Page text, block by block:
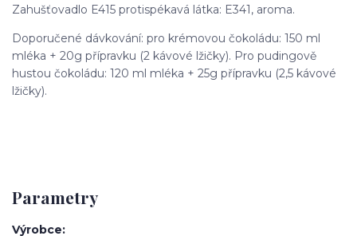
Zahušťovadlo E415 protispékavá látka: E341, aroma.
Doporučené dávkování: pro krémovou čokoládu: 150 ml
mléka + 20g přípravku (2 kávové lžičky). Pro pudingově
hustou čokoládu: 120 ml mléka + 25g přípravku (2,5 kávové
lžičky).
Parametry
Výrobce